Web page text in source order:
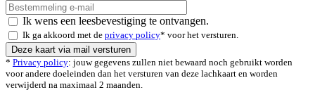
Ik wens een leesbevestiging te ontvangen.
Ik ga akkoord met de privacy policy* voor het versturen.
* Privacy policy: jouw gegevens zullen niet bewaard noch gebruikt worden
voor andere doeleinden dan het versturen van deze lachkaart en worden
verwijderd na maximaal 2 maanden.